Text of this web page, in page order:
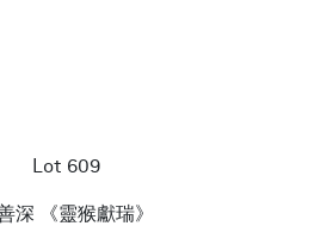
Lot 609
深 《靈猴獻瑞》